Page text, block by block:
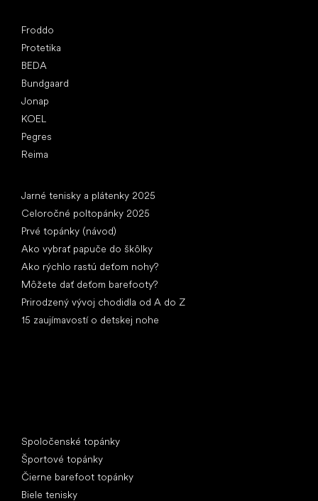
Froddo
Protetika
BEDA
Bundgaard
Jonap
KOEL
Pegres
Reima
Jarné tenisky a plátenky 2025
Celoročné poltopánky 2025
Prvé topánky (návod)
Ako vybrať papuče do škôlky
Ako rýchlo rastú deťom nohy?
Môžete dať deťom barefooty?
Prirodzený vývoj chodidla od A do Z
15 zaujímavostí o detskej nohe
Spoločenské topánky
Športové topánky
Čierne barefoot topánky
Biele tenisky